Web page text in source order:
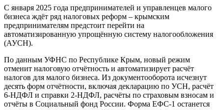
С января 2025 года предпринимателей и управленцев малого
бизнеса ждёт ряд налоговых реформ – крымским
предпринимателям предстоит перейти на
автоматизированную упрощённую систему налогообложения
(АУСН).
По данным УФНС по Республике Крым, новый режим
отменит налоговую отчётность и автоматизирует расчёт
налогов для малого бизнеса. Из документооборота исчезнут
десять форм отчётности, включая декларацию по УСН, расчёт
6-НДФЛ и справки 2-НДФЛ, расчёты по страховым взносам и
отчёты в Социальный фонд России. Форма ЕФС-1 останется